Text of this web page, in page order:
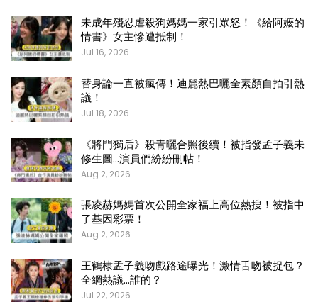
未成年殘忍虐殺狗媽媽一家引眾怒！《給阿嬤的
情書》女主慘遭抵制！
Jul 16, 2026
替身論一直被瘋傳！迪麗熱巴曬全素顏自拍引熱
議！
Jul 18, 2026
《將門獨后》殺青曬合照後續！被指發孟子義未
修生圖…演員們紛紛刪帖！
Aug 2, 2026
張凌赫媽媽首次公開全家福上高位熱搜！被指中
了基因彩票！
Aug 2, 2026
王鶴棣孟子義吻戲路途曝光！激情舌吻被捉包？
全網熱議…誰的？
Jul 22, 2026